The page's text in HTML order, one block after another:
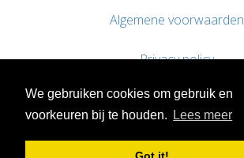
We gebruiken cookies om gebruik en
voorkeuren bij te houden.
Lees meer
Algemene voorwaarden
Privacy policy
Contact / Support